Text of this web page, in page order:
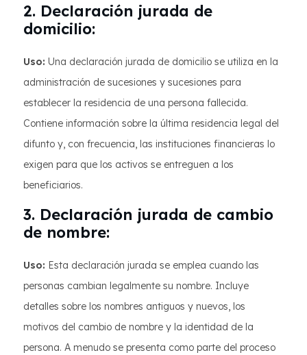
2. Declaración jurada de
domicilio:
Uso: Una declaración jurada de domicilio se utiliza en la
administración de sucesiones y sucesiones para
establecer la residencia de una persona fallecida.
Contiene información sobre la última residencia legal del
difunto y, con frecuencia, las instituciones financieras lo
exigen para que los activos se entreguen a los
beneficiarios.
3. Declaración jurada de cambio
de nombre:
Uso: Esta declaración jurada se emplea cuando las
personas cambian legalmente su nombre. Incluye
detalles sobre los nombres antiguos y nuevos, los
motivos del cambio de nombre y la identidad de la
persona. A menudo se presenta como parte del proceso